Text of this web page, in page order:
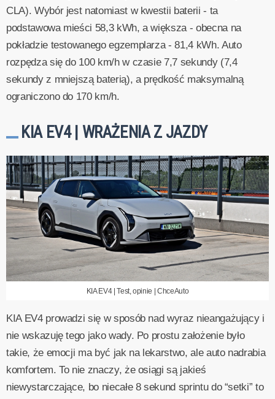
CLA). Wybór jest natomiast w kwestii baterii - ta
podstawowa mieści 58,3 kWh, a większa - obecna na
pokładzie testowanego egzemplarza - 81,4 kWh. Auto
rozpędza się do 100 km/h w czasie 7,7 sekundy (7,4
sekundy z mniejszą baterią), a prędkość maksymalną
ograniczono do 170 km/h.
KIA EV4 | WRAŻENIA Z JAZDY
KIA EV4 | Test, opinie | ChceAuto
KIA EV4 prowadzi się w sposób nad wyraz nieangażujący i
nie wskazuję tego jako wady. Po prostu założenie było
takie, że emocji ma być jak na lekarstwo, ale auto nadrabia
komfortem. To nie znaczy, że osiągi są jakieś
niewystarczające, bo niecałe 8 sekund sprintu do “setki” to